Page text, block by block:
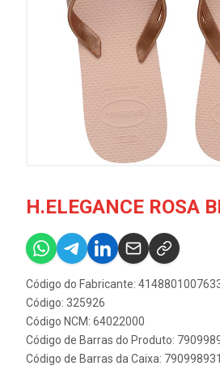
H.ELEGANCE ROSA
Código do Fabricante:
Código: 325926
Código NCM: 64022000
Código de Barras do Produto:
Código de Barras da Caixa: